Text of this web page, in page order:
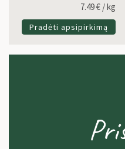
Pradėti apsipirkimą
7.49€ / kg